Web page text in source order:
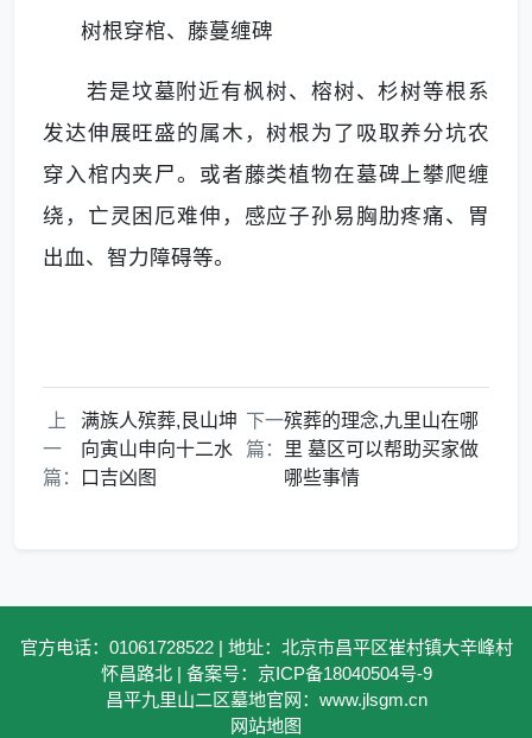
树根穿棺、藤蔓缠碑
若是坟墓附近有枫树、榕树、杉树等根系
发达伸展旺盛的属木，树根为了吸取养分坑农
穿入棺内夹尸。或者藤类植物在墓碑上攀爬缠
绕，亡灵困厄难伸，感应子孙易胸肋疼痛、胃
出血、智力障碍等。
上
一
篇：
满族人殡葬,艮山坤
向寅山申向十二水
口吉凶图
下一
篇：
殡葬的理念,九里山在哪
里 墓区可以帮助买家做
哪些事情
官方电话：01061728522 | 地址：北京市昌平区崔村镇大辛峰村
怀昌路北 | 备案号：京ICP备18040504号-9
昌平九里山二区墓地官网：www.jlsgm.cn
网站地图